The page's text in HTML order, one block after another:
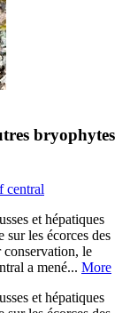
bryophytes
central
et hépatiques
les écorces des
conservation, le
a mené... More
et hépatiques